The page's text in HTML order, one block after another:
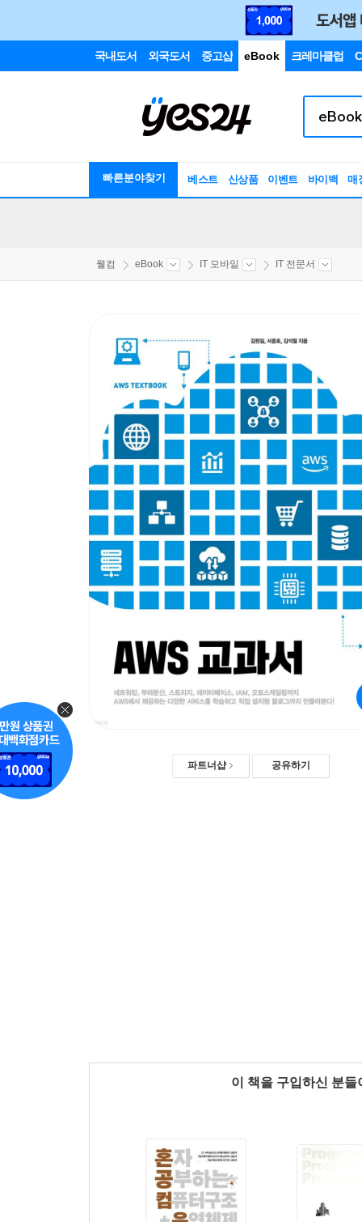
국내도서 외국도서 중고샵 eBook 크레마클럽
빠른분야찾기 베스트 신상품 이벤트 바이백 매
웰컴 eBook IT 모바일 IT 전문서
파트너샵 공유하기
이 책을 구입하신 분